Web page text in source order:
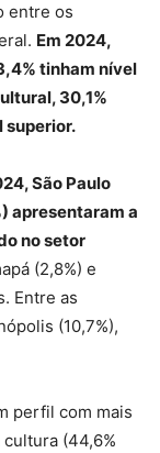
entre os
Em 2024,
tinham nível
30,1%
superior.
São Paulo
apresentaram a
no setor
(2,8%) e
Entre as
(10,7%),
perfil com mais
(44,6%